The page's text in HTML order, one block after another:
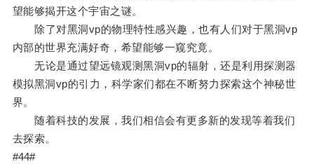
望能够揭开这个宇宙之谜。
除了对黑洞vp的物理特性感兴趣，也有人们对于黑洞vp
内部的世界充满好奇，希望能够一窥究竟。
无论是通过望远镜观测黑洞vp的辐射，还是利用探测器
模拟黑洞vp的引力，科学家们都在不断努力探索这个神秘世
界。
随着科技的发展，我们相信会有更多新的发现等着我们
去探索。
#44#